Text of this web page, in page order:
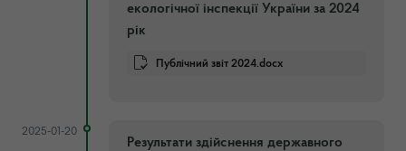
екологічної інспекції України за 2024
рік
Публічний звіт 2024.docx
2025-01-20
Результати здійснення державного